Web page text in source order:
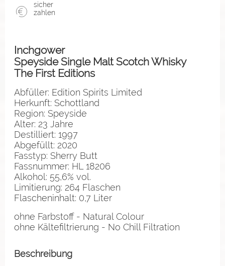
sicher
zahlen
Inchgower
Speyside Single Malt Scotch Whisky
The First Editions
Abfüller: Edition Spirits Limited
Herkunft: Schottland
Region: Speyside
Alter: 23 Jahre
Destilliert: 1997
Abgefüllt: 2020
Fasstyp: Sherry Butt
Fassnummer: HL 18206
Alkohol: 55,6% vol.
Limitierung: 264 Flaschen
Flascheninhalt: 0,7 Liter
ohne Farbstoff - Natural Colour
ohne Kältefiltrierung - No Chill Filtration
Beschreibung